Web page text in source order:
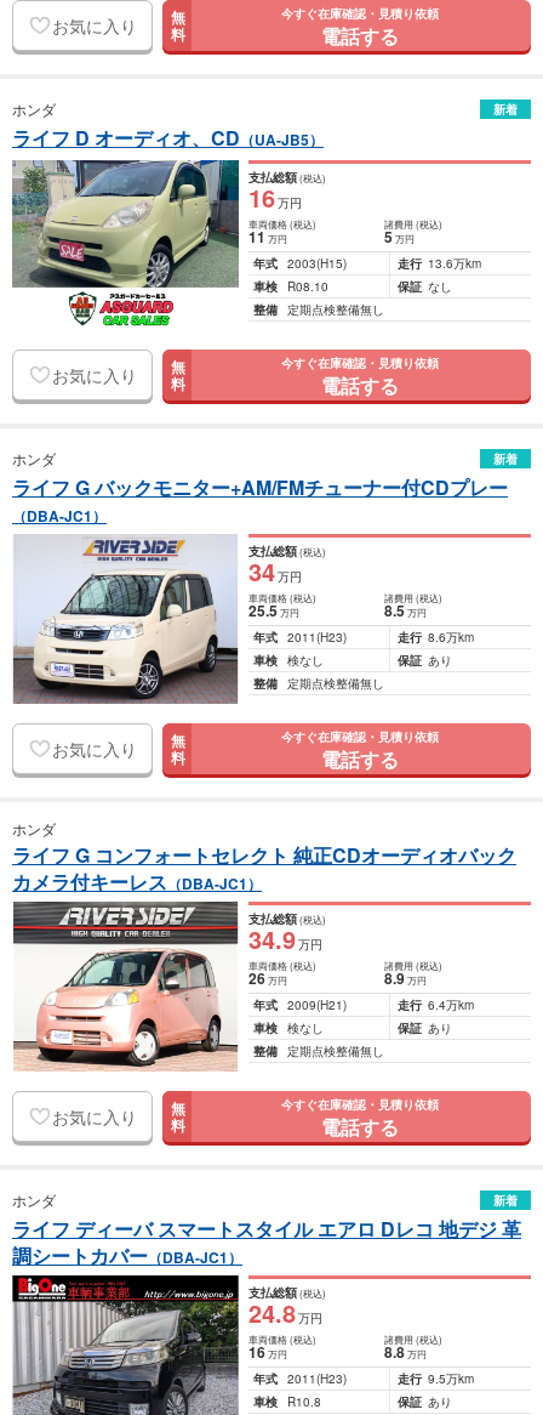
お気に入り 無
料
今すぐ在庫確認・見積り依頼
電話する
ホンダ 新着
ライフ D オーディオ、CD （UA-JB5）
支払総額(税込)
16万円
車両価格(税込)
11万円
諸費用 (税込)
5 万円
年式 2003(H15) 走行 13.6万km
車検
R08.10 保証 なし
整備 定期点検整備無し
お気に入り 無
料
今すぐ在庫確認・見積り依頼
電話する
ホンダ 新着
ライフ G バックモニター+AM/FMチューナー付CDプレー
（DBA-JC1）
支払総額(税込)
34万円
車両価格(税込)
25.5万円
諸費用 (税込)
8.5 万円
年式 2011(H23) 走行 8.6万km
車検 検なし 保証 あり
整備 定期点検整備無し
お気に入り 無
料
今すぐ在庫確認・見積り依頼
電話する
ホンダ
ライフ G コンフォートセレクト 純正CDオーディオバック
カメラ付キーレス （DBA-JC1）
支払総額(税込)
34.9万円
車両価格(税込)
26万円
諸費用 (税込)
8.9 万円
年式 2009(H21) 走行 6.4万km
車検 検なし 保証 あり
整備 定期点検整備無し
お気に入り 無
料
今すぐ在庫確認・見積り依頼
電話する
ホンダ 新着
ライフ ディーバ スマートスタイル エアロ Dレコ 地デジ 革
調シートカバー （DBA-JC1）
支払総額(税込)
24.8万円
車両価格(税込)
16万円
諸費用 (税込)
8.8 万円
年式 2011(H23) 走行 9.5万km
車検
R10.8 保証 あり